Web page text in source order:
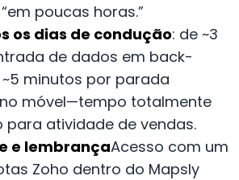
poucas horas.”
os dias de condução: de ~3
de dados em back-
minutos por parada
móvel—tempo totalmente
para atividade de vendas.
e lembrançaAcesso com um
Zoho dentro do Mapsly